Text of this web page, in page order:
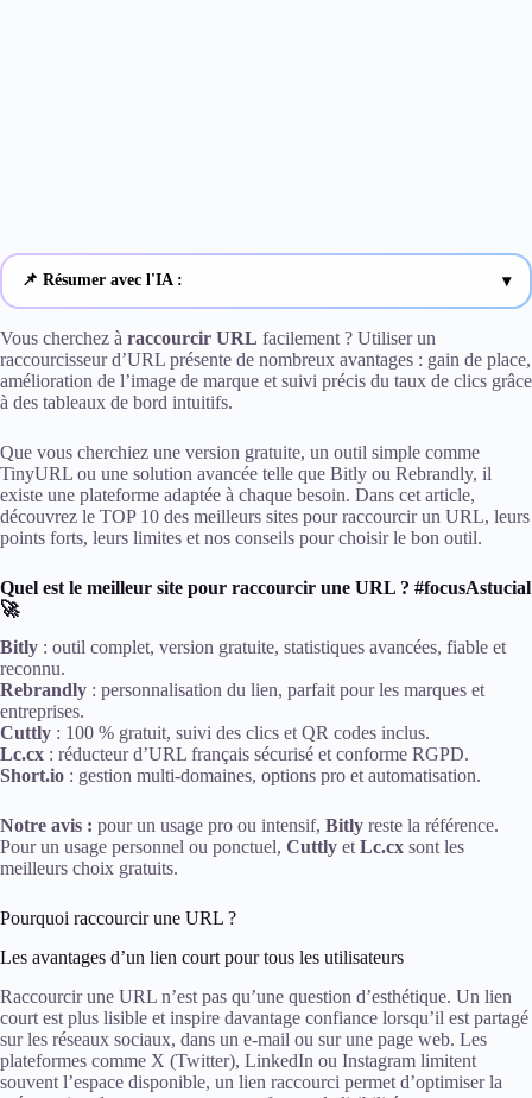
📌 Résumer avec l'IA :
ChatGPT
Gemini
Perplexity
Vous cherchez à raccourcir URL facilement ? Utiliser un
raccourcisseur d’URL présente de nombreux avantages : gain de place,
amélioration de l’image de marque et suivi précis du taux de clics grâce
à des tableaux de bord intuitifs.
Que vous cherchiez une version gratuite, un outil simple comme
TinyURL ou une solution avancée telle que Bitly ou Rebrandly, il
existe une plateforme adaptée à chaque besoin. Dans cet article,
découvrez le TOP 10 des meilleurs sites pour raccourcir un URL, leurs
points forts, leurs limites et nos conseils pour choisir le bon outil.
Quel est le meilleur site pour raccourcir une URL ? #focusAstucial
🚀
Bitly : outil complet, version gratuite, statistiques avancées, fiable et
reconnu.
Rebrandly : personnalisation du lien, parfait pour les marques et
entreprises.
Cuttly : 100 % gratuit, suivi des clics et QR codes inclus.
Lc.cx : réducteur d’URL français sécurisé et conforme RGPD.
Short.io : gestion multi-domaines, options pro et automatisation.
Notre avis : pour un usage pro ou intensif, Bitly reste la référence.
Pour un usage personnel ou ponctuel, Cuttly etLc.cx sont les
meilleurs choix gratuits.
Pourquoi raccourcir une URL ?
Les avantages d’un lien court pour tous les utilisateurs
Raccourcir une URL n’est pas qu’une question d’esthétique. Un lien
court est plus lisible et inspire davantage confiance lorsqu’il est partagé
sur les réseaux sociaux, dans un e-mail ou sur une page web. Les
plateformes comme X (Twitter), LinkedIn ou Instagram limitent
souvent l’espace disponible, un lien raccourci permet d’optimiser la